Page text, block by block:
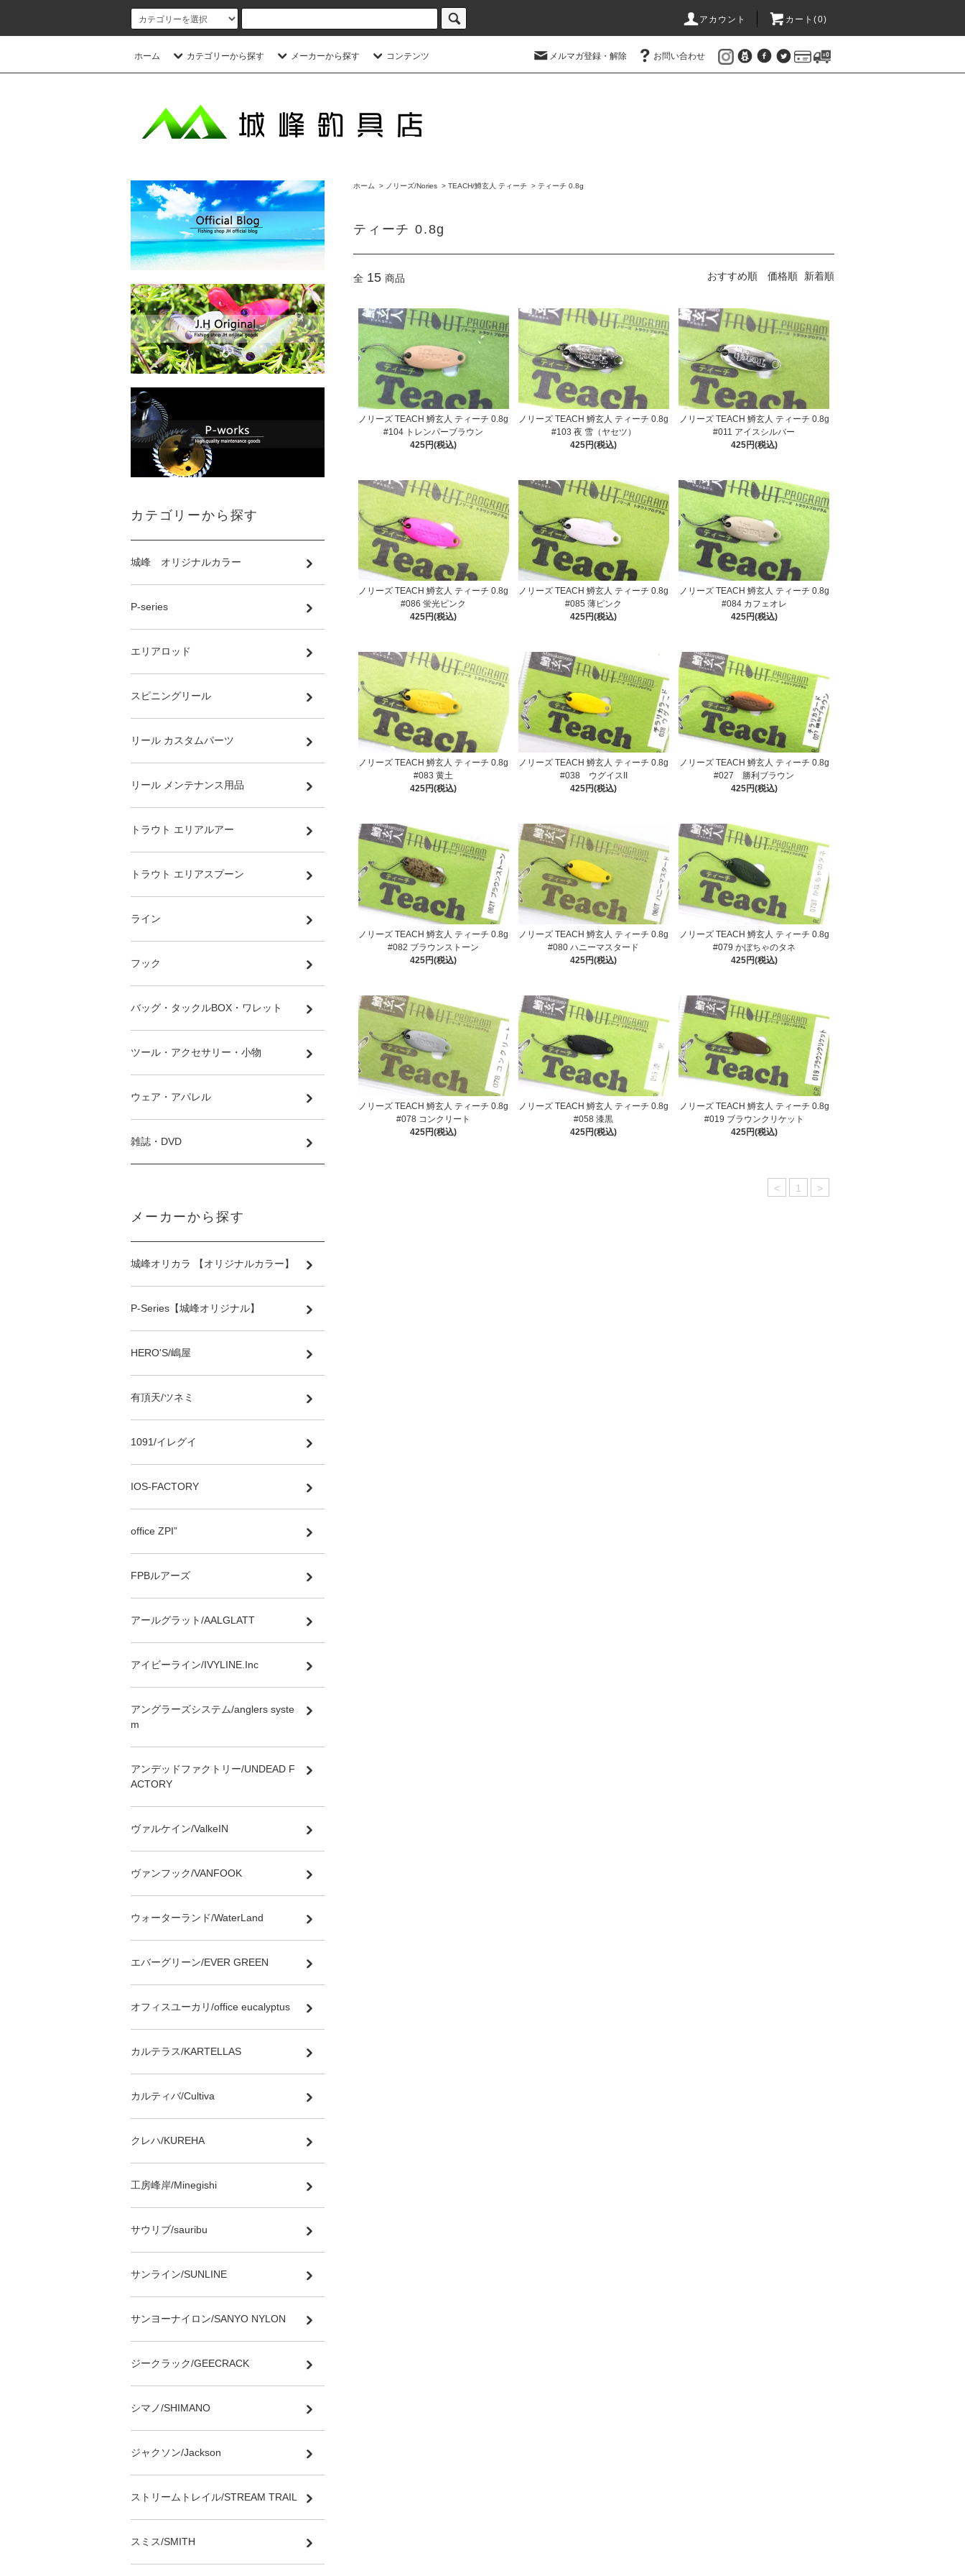
アカウント カート(0)
ホーム カテゴリーから探す メーカーから探す コンテンツ メルマガ登録・解除 お問い合わせ
ホーム > ノリーズ/Nories > TEACH/鱒玄人 ティーチ > ティーチ 0.8g
ティーチ 0.8g
全 15 商品 おすすめ順 価格順 新着順
ノリーズ TEACH 鱒玄人 ティーチ 0.8g
#104 トレンパーブラウン
425円(税込)
ノリーズ TEACH 鱒玄人 ティーチ 0.8g
#103 夜 雪（ヤセツ）
425円(税込)
ノリーズ TEACH 鱒玄人 ティーチ 0.8g
#011 アイスシルバー
425円(税込)
ノリーズ TEACH 鱒玄人 ティーチ 0.8g
#086 蛍光ピンク
425円(税込)
ノリーズ TEACH 鱒玄人 ティーチ 0.8g
#085 薄ピンク
425円(税込)
ノリーズ TEACH 鱒玄人 ティーチ 0.8g
#084 カフェオレ
425円(税込)
ノリーズ TEACH 鱒玄人 ティーチ 0.8g
#083 黄土
425円(税込)
ノリーズ TEACH 鱒玄人 ティーチ 0.8g
#038 ウグイスII
425円(税込)
ノリーズ TEACH 鱒玄人 ティーチ 0.8g
#027 勝利ブラウン
425円(税込)
ノリーズ TEACH 鱒玄人 ティーチ 0.8g
#082 ブラウンストーン
425円(税込)
ノリーズ TEACH 鱒玄人 ティーチ 0.8g
#080 ハニーマスタード
425円(税込)
ノリーズ TEACH 鱒玄人 ティーチ 0.8g
#079 かぼちゃのタネ
425円(税込)
ノリーズ TEACH 鱒玄人 ティーチ 0.8g
#078 コンクリート
425円(税込)
ノリーズ TEACH 鱒玄人 ティーチ 0.8g
#058 漆黒
425円(税込)
ノリーズ TEACH 鱒玄人 ティーチ 0.8g
#019 ブラウンクリケット
425円(税込)
< 1 >
カテゴリーから探す
城峰 オリジナルカラー
P-series
エリアロッド
スピニングリール
リール カスタムパーツ
リール メンテナンス用品
トラウト エリアルアー
トラウト エリアスプーン
ライン
フック
バッグ・タックルBOX・ワレット
ツール・アクセサリー・小物
ウェア・アパレル
雑誌・DVD
メーカーから探す
城峰オリカラ 【オリジナルカラー】
P-Series【城峰オリジナル】
HERO'S/嶋屋
有頂天/ツネミ
1091/イレグイ
IOS-FACTORY
office ZPI”
FPBルアーズ
アールグラット/AALGLATT
アイビーライン/IVYLINE.Inc
アングラーズシステム/anglers syste
m
アンデッドファクトリー/UNDEAD F
ACTORY
ヴァルケイン/ValkeIN
ヴァンフック/VANFOOK
ウォーターランド/WaterLand
エバーグリーン/EVER GREEN
オフィスユーカリ/office eucalyptus
カルテラス/KARTELLAS
カルティバ/Cultiva
クレハ/KUREHA
工房峰岸/Minegishi
サウリブ/sauribu
サンライン/SUNLINE
サンヨーナイロン/SANYO NYLON
ジークラック/GEECRACK
シマノ/SHIMANO
ジャクソン/Jackson
ストリームトレイル/STREAM TRAIL
スミス/SMITH